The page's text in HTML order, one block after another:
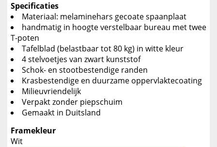
Specificaties
Materiaal: melaminehars gecoate spaanplaat
handmatig in hoogte verstelbaar bureau met twee
T-poten
Tafelblad (belastbaar tot 80 kg) in witte kleur
4 stelvoetjes van zwart kunststof
Schok- en stootbestendige randen
Krasbestendige en duurzame oppervlaktecoating
Milieuvriendelijk
Verpakt zonder piepschuim
Gemaakt in Duitsland
Framekleur
Wit